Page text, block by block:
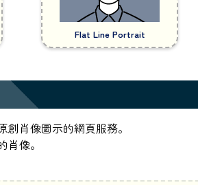
Flat Line Portrait
肖像圖示的網頁服務。
像。